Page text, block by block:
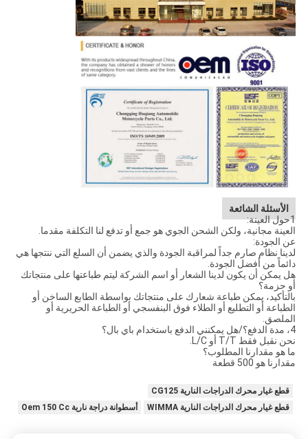
الأسئلة الشائعة
1حول العينة:
العينة مجانية، ولكن الشحن الجوي هو جمع أو تدفع لنا التكلفة مقدما.
عن الجودة:
لدينا نظام صارم جداً لمراقبة الجودة والذي يضمن أن السلع التي ننتجها هي
دائماً من أفضل الجودة.
هل يمكن أن يكون لدينا الشعار أو اسم الشركة ليتم طباعتها على منتجاتك
أو حزمة؟
بالتأكيد، يمكن طباعة شعارك على منتجاتك بواسطة الطابع الساخن أو
الطباعة أو التطليع أو الطلاء فوق البنفسجي أو الطباعة الحريرية أو
الملصق.
4، مدة الدفع؟/هل يمكنني الدفع باستخدام باي بال؟
نحن نقبل فقط T/T أو L/C.
ما هو مقدارنا المطلوب؟
مقدارنا هو 500 قطعة
قطع غيار محرك الدراجات النارية CG125
قطع غيار محرك الدراجات النارية WIMMA
أسطوانة دراجة نارية Oem 150 Cc